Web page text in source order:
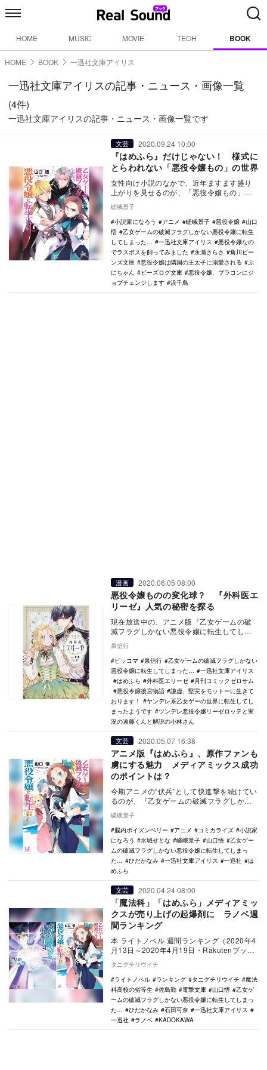
HOME MUSIC MOVIE TECH BOOK
HOME BOOK 一迅社文庫アイリス
一迅社文庫アイリスの記事・ニュース・画像一覧
(4件)
一迅社文庫アイリスの記事・ニュース・画像一覧です
文芸 2020.09.24 10:00
『はめふら』だけじゃない！ 様式に
とらわれない「悪役令嬢もの」の世界
女性向け小説のなかで、近年ますます盛り
上がりを見せるのが、「悪役令嬢もの」と
「小説家になろう…
嵯峨景子
小説家になろう
アニメ 嵯峨景子 悪役令嬢
山口
悟
乙女ゲームの破滅フラグしかない悪役令嬢に転生
してしまった…
一迅社文庫アイリス
悪役令嬢なの
でラスボスを飼ってみました
永瀬さらさ
角川ビー
ンズ文庫
悪役令嬢は隣国の王太子に溺愛される
ぷ
にちゃん
ビーズログ文庫
悪役令嬢、ブラコンにジ
ョブチェンジします
浜千鳥
漫画 2020.06.05 08:00
悪役令嬢ものの変化球？ 『外科医エ
リーゼ』人気の秘密を探る
現在放送中の、アニメ版『乙女ゲームの破
滅フラグしかない悪役令嬢に転生してしま
原作はWeb小…
泉信行
ピッコマ
泉信行
乙女ゲームの破滅フラグしかない
悪役令嬢に転生してしまった…
一迅社文庫アイリス
はめふら
外科医エリーゼ
月刊コミックゼロサム
悪役令嬢後宮物語
謙虚、堅実をモットーに生きて
おります！
ヤンデレ系乙女ゲーの世界に転生してし
まったようです
ツンデレ悪役令嬢リーゼロッテと実
況の遠藤くんと解説の小林さん
文芸 2020.05.07 16:38
アニメ版『はめふら』、原作ファンも
虜にする魅力 メディアミックス成功
のポイントは？
今期アニメの“伏兵”として快進撃を続けてい
るのが、『乙女ゲームの破滅フラグしかな
『はめふら…
嵯峨景子
脳内ポイズンベリー
アニメ コミカライズ
小説家
になろう
水城せとな 嵯峨景子 山口悟
乙女ゲー
ムの破滅フラグしかない悪役令嬢に転生してしまっ
た…
ひだかなみ 一迅社文庫アイリス 一迅社
は
めふら
文芸 2020.04.24 08:00
「魔法科」「はめふら」メディアミッ
クスが売り上げの起爆剤に ラノベ週
間ランキング
本 ライトノベル 週間ランキング（2020年4
月13日～2020年4月19日・Rakutenブック
タニグチリウイチ
ライトノベル
ランキング タニグチリウイチ
魔法
科高校の劣等生
佐島勤 電撃文庫 山口悟
乙女ゲ
ームの破滅フラグしかない悪役令嬢に転生してしまっ
た…
ひだかなみ 石田可奈
一迅社文庫アイリス
一迅社
ラノベ KADOKAWA